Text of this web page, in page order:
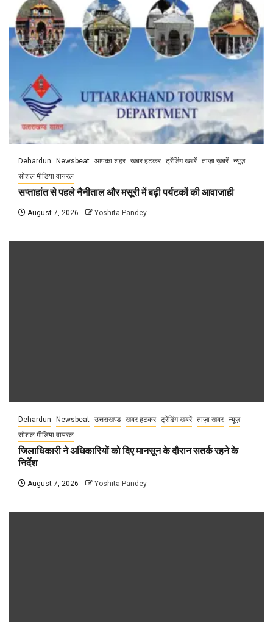
Dehardun Newsbeat आपका शहर खबर हटकर ट्रेंडिंग खबरें ताज़ा ख़बरें न्यूज़
सोशल मीडिया वायरल
सप्ताहांत से पहले नैनीताल और मसूरी में बढ़ी पर्यटकों की आवाजाही
August 7, 2026 Yoshita Pandey
Dehardun Newsbeat उत्तराखण्ड खबर हटकर ट्रेंडिंग खबरें ताज़ा ख़बर न्यूज़
सोशल मीडिया वायरल
जिलाधिकारी ने अधिकारियों को दिए मानसून के दौरान सतर्क रहने के
निर्देश
August 7, 2026 Yoshita Pandey